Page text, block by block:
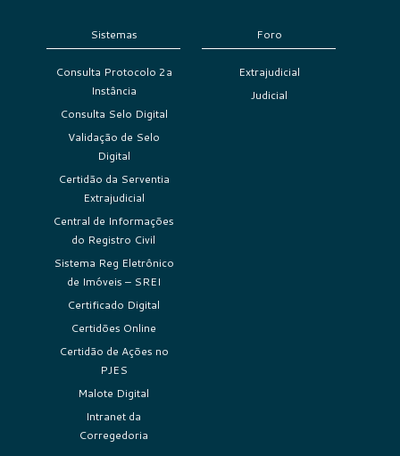
Sistemas
Consulta Protocolo 2a
Instância
Consulta Selo Digital
Validação de Selo
Digital
Certidão da Serventia
Extrajudicial
Central de Informações
do Registro Civil
Sistema Reg Eletrônico
de Imóveis – SREI
Certificado Digital
Certidões Online
Certidão de Ações no
PJES
Malote Digital
Intranet da
Corregedoria
Foro
Extrajudicial
Judicial